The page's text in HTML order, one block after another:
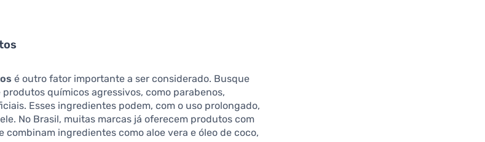
é outro fator importante a ser considerado. Busque
químicos agressivos, como parabenos,
Esses ingredientes podem, com o uso prolongado,
No Brasil, muitas marcas já oferecem produtos com
combinam ingredientes como aloe vera e óleo de coco,